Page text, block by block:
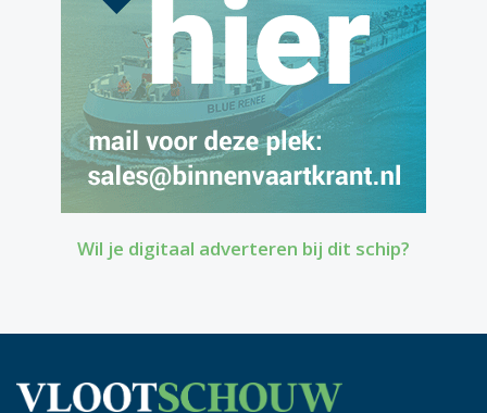
Wil je digitaal adverteren bij dit schip?